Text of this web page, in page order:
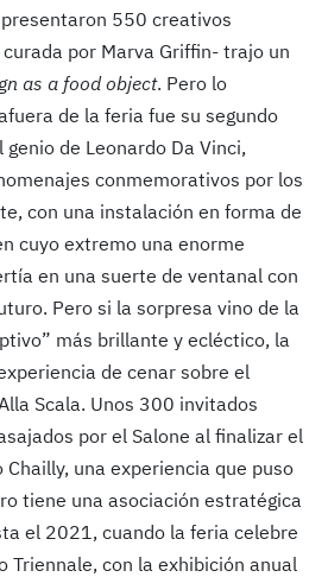
550 creativos
por Marva Griffin- trajo un
as a food object. Pero lo
de la feria fue su segundo
de Leonardo Da Vinci,
conmemorativos por los
con una instalación en forma de
cuyo extremo una enorme
en una suerte de ventanal con
Pero si la sorpresa vino de la
más brillante y ecléctico, la
de cenar sobre el
Scala. Unos 300 invitados
por el Salone al finalizar el
una experiencia que puso
tiene una asociación estratégica
el 2021, cuando la feria celebre
Triennale, con la exhibición anual